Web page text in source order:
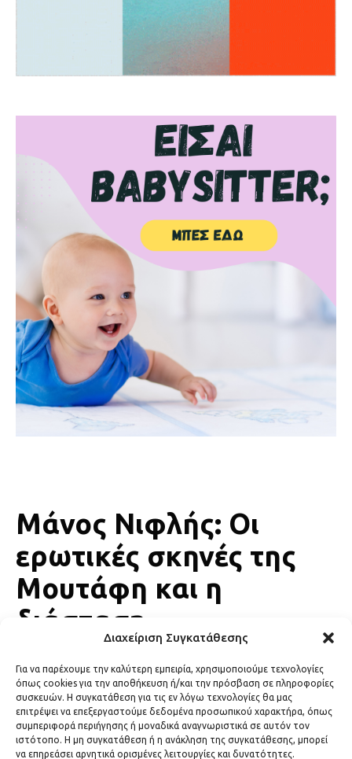
Διαχείριση Συγκατάθεσης
Για να παρέχουμε την καλύτερη εμπειρία, χρησιμοποιούμε τεχνολογίες
όπως cookies για την αποθήκευση ή/και την πρόσβαση σε πληροφορίες
συσκευών. Η συγκατάθεση για τις εν λόγω τεχνολογίες θα μας
επιτρέψει να επεξεργαστούμε δεδομένα προσωπικού χαρακτήρα, όπως
συμπεριφορά περιήγησης ή μοναδικά αναγνωριστικά σε αυτόν τον
ιστότοπο. Η μη συγκατάθεση ή η ανάκληση της συγκατάθεσης, μπορεί
να επηρεάσει αρνητικά ορισμένες λειτουργίες και δυνατότητες.
Μάνος Νιφλής: Οι
ερωτικές σκηνές της
Μουτάφη και η
διάσταση.